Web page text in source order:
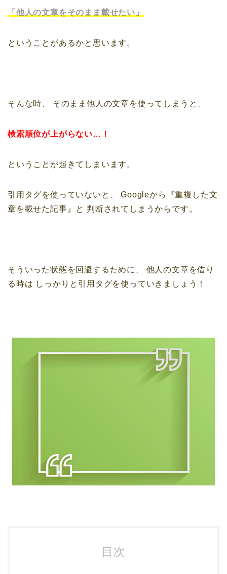
「他人の文章をそのまま載せたい」
ということがあるかと思います。
そんな時、 そのまま他人の文章を使ってしまうと、
検索順位が上がらない…！
ということが起きてしまいます。
引用タグを使っていないと、
Googleから『重複した文
章を載せた記事』と 判断されてしまうからです。
そういった状態を回避するために、
他人の文章を借り
る時は しっかりと引用タグを使っていきましょう！
目次